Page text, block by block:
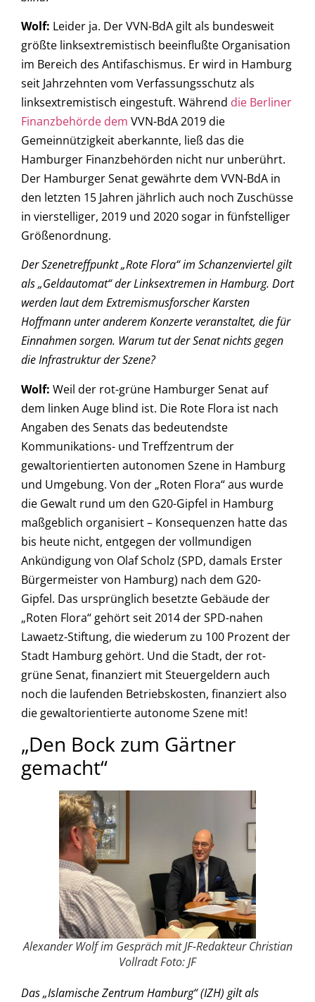
Wolf: Leider ja. Der VVN-BdA gilt als bundesweit
größte linksextremistisch beeinflußte Organisation
im Bereich des Antifaschismus. Er wird in Hamburg
seit Jahrzehnten vom Verfassungsschutz als
linksextremistisch eingestuft. Während die Berliner
Finanzbehörde dem VVN-BdA 2019 die
Gemeinnützigkeit aberkannte, ließ das die
Hamburger Finanzbehörden nicht nur unberührt.
Der Hamburger Senat gewährte dem VVN-BdA in
den letzten 15 Jahren jährlich auch noch Zuschüsse
in vierstelliger, 2019 und 2020 sogar in fünfstelliger
Größenordnung.
Der Szenetreffpunkt „Rote Flora“ im Schanzenviertel gilt
als „Geldautomat“ der Linksextremen in Hamburg. Dort
werden laut dem Extremismusforscher Karsten
Hoffmann unter anderem Konzerte veranstaltet, die für
Einnahmen sorgen. Warum tut der Senat nichts gegen
die Infrastruktur der Szene?
Wolf: Weil der rot-grüne Hamburger Senat auf
dem linken Auge blind ist. Die Rote Flora ist nach
Angaben des Senats das bedeutendste
Kommunikations- und Treffzentrum der
gewaltorientierten autonomen Szene in Hamburg
und Umgebung. Von der „Roten Flora“ aus wurde
die Gewalt rund um den G20-Gipfel in Hamburg
maßgeblich organisiert – Konsequenzen hatte das
bis heute nicht, entgegen der vollmundigen
Ankündigung von Olaf Scholz (SPD, damals Erster
Bürgermeister von Hamburg) nach dem G20-
Gipfel. Das ursprünglich besetzte Gebäude der
„Roten Flora“ gehört seit 2014 der SPD-nahen
Lawaetz-Stiftung, die wiederum zu 100 Prozent der
Stadt Hamburg gehört. Und die Stadt, der rot-
grüne Senat, finanziert mit Steuergeldern auch
noch die laufenden Betriebskosten, finanziert also
die gewaltorientierte autonome Szene mit!
„Den Bock zum Gärtner
gemacht“
Alexander Wolf im Gespräch mit JF-Redakteur Christian
Vollradt Foto: JF
Das „Islamische Zentrum Hamburg“ (IZH) gilt als